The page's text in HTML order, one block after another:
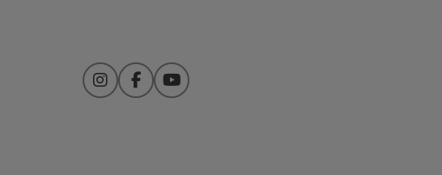
InstagramFacebookYouTube